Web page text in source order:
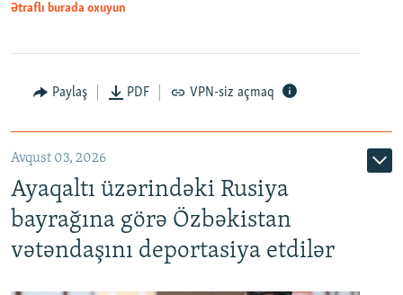
Ətraflı burada oxuyun
Paylaş PDF VPN-siz açmaq
Avqust 03, 2026
Ayaqaltı üzərindəki Rusiya
bayrağına görə Özbəkistan
vətəndaşını deportasiya etdilər